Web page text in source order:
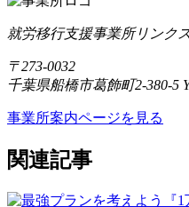
就労移行支援事業所リンク
〒273-0032
千葉県船橋市葛飾町2-380-5
事業所案内ページを見る
関連記事